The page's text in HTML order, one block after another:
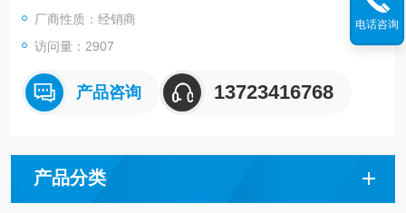
厂商性质：经销商
访问量：2907
产品咨询 13723416768
产品分类
电话咨询